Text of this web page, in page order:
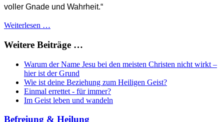
voller Gnade und Wahrheit.“
Weiterlesen …
Weitere Beiträge …
Warum der Name Jesu bei den meisten Christen nicht wirkt –
hier ist der Grund
Wie ist deine Beziehung zum Heiligen Geist?
Einmal errettet - für immer?
Im Geist leben und wandeln
Befreiung & Heilung